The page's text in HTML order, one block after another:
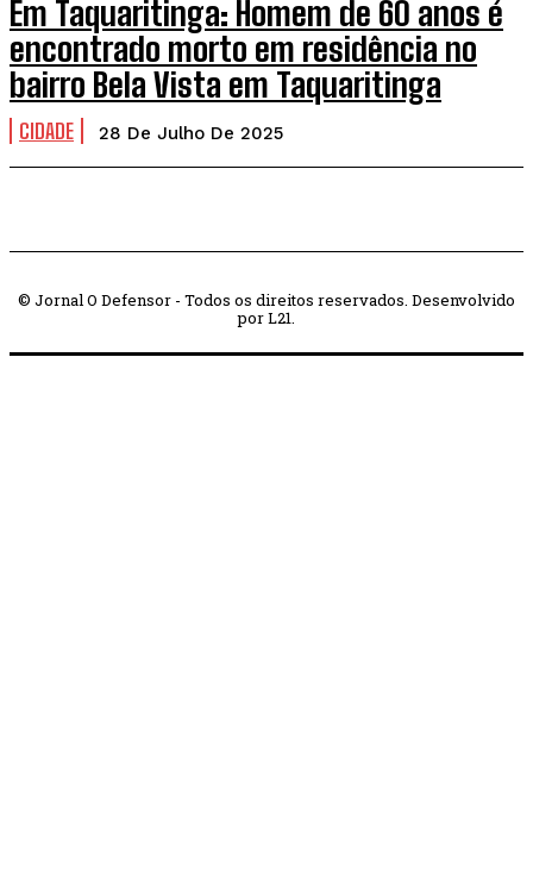
Em Taquaritinga: Homem de 60 anos é
encontrado morto em residência no
bairro Bela Vista em Taquaritinga
CIDADE 28 De Julho De 2025
© Jornal O Defensor - Todos os direitos reservados. Desenvolvido
por L21.